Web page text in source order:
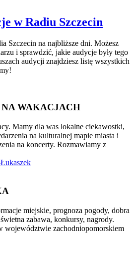
w Radiu Szczecin
Szczecin na najbliższe dni. Możesz
i sprawdzić, jakie audycje były tego
audycji znajdziesz listę wszystkich
WAKACJACH
Mamy dla was lokalne ciekawostki,
na kulturalnej mapie miasta i
na koncerty. Rozmawiamy z
miejskie, prognoza pogody, dobra
zabawa, konkursy, nagrody.
województwie zachodniopomorskiem